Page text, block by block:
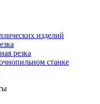
изделий
резка
станке